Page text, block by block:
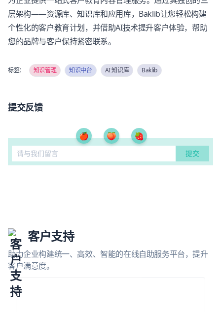
层架构——资源库、知识库和应用库，Baklib让您轻松构建
个性化的客户教育计划，并借助AI技术提升客户体验，帮助
您的品牌与客户保持紧密联系。
标签： 知识管理 知识中台 AI 知识库 Baklib
提交反馈
🍎 🍑 🍓
客户支持
助力企业构建统一、高效、智能的在线自助服务平台，提升
客户满意度。